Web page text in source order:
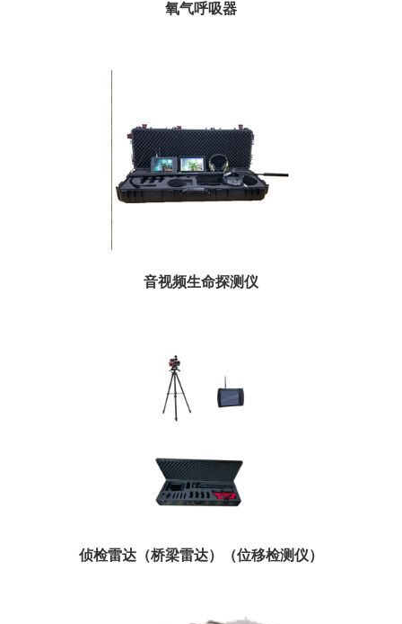
氧气呼吸器
音视频生命探测仪
侦检雷达（桥梁雷达）（位移检测仪）